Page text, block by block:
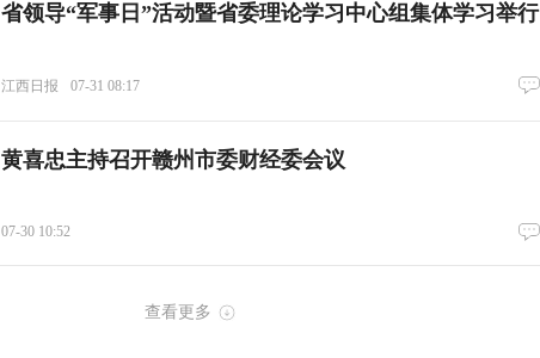
省领导“军事日”活动暨省委理论学习中心组集体学习举行
江西日报 07-31 08:17
黄喜忠主持召开赣州市委财经委会议
07-30 10:52
查看更多